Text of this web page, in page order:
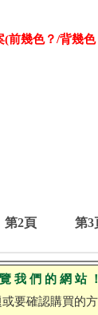
前幾色？/背幾
第2頁第3
我 們 的 網 站
要確認購買的